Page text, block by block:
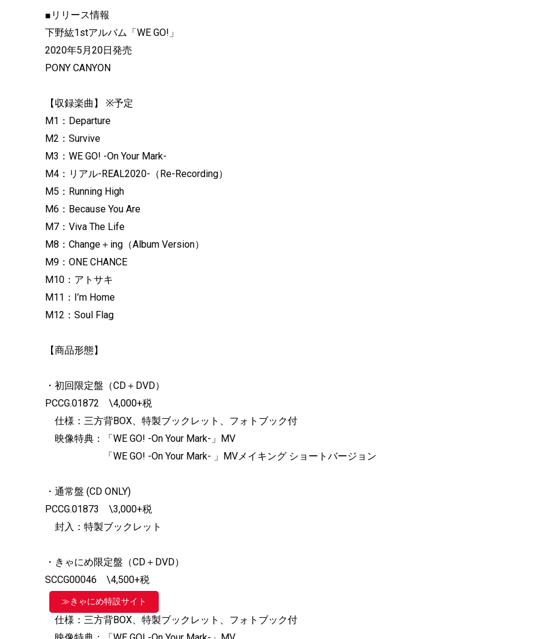
■リリース情報
下野紘1stアルバム「WE GO!」
2020年5月20日発売
PONY CANYON
【収録楽曲】 ※予定
M1：Departure
M2：Survive
M3：WE GO! -On Your Mark-
M4：リアル-REAL2020-（Re-Recording）
M5：Running High
M6：Because You Are
M7：Viva The Life
M8：Change＋ing（Album Version）
M9：ONE CHANCE
M10：アトサキ
M11：I’m Home
M12：Soul Flag
【商品形態】
・初回限定盤（CD＋DVD）
PCCG.01872 \4,000+税
仕様：三方背BOX、特製ブックレット、フォトブック付
映像特典：「WE GO! -On Your Mark-」MV
「WE GO! -On Your Mark- 」MVメイキング ショートバージョン
・通常盤 (CD ONLY)
PCCG.01873 \3,000+税
封入：特製ブックレット
・きゃにめ限定盤（CD＋DVD）
SCCG00046 \4,500+税
≫きゃにめ特設サイト
仕様：三方背BOX、特製ブックレット、フォトブック付